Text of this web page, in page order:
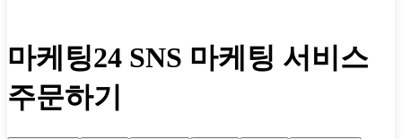
마케팅24 SNS 마케팅 서비스
주문하기